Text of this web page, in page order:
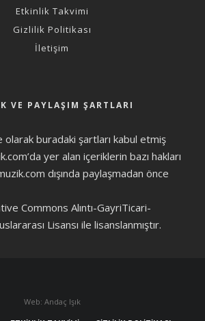
Etkinlik Takvimi
Gizlilik Politikası
İletişim
VE PAYLAŞIM ŞARTLARI
olarak buradaki şartları kabul etmiş
yer alan içeriklerin bazı hakları
dışında paylaşmadan önce
Commons Alıntı-GayriTicari-
Lisansı ile lisanslanmıştır.
Web: Andaç Işık